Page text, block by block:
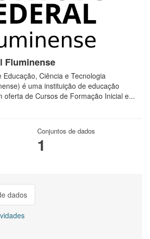
Fluminense
Ciência e Tecnologia
é uma instituição de educação
oferta de Cursos de Formação Inicial e...
Conjuntos de dados
1
dados